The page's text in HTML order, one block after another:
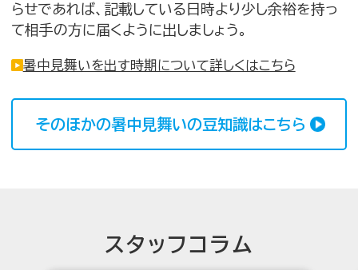
らせであれば、記載している日時より少し余裕を持っ
て相手の方に届くように出しましょう。
暑中見舞いを出す時期について詳しくはこちら
そのほかの暑中見舞いの豆知識はこちら
スタッフコラム